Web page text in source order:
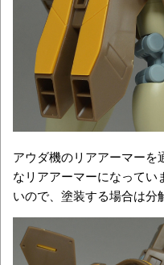
アウダ機のリアアーマーを
なリアアーマーになってい
いので、塗装する場合は分